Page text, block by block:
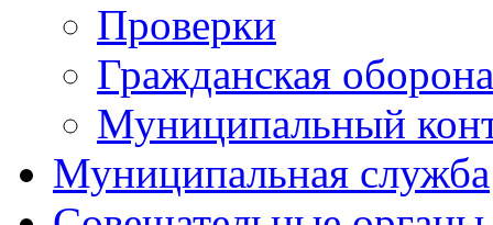
Проверки
Гражданская
Муниципальный
Муниципальная служба